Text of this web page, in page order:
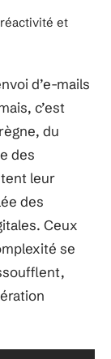
et
d’e-mails
c’est
du
des
leur
des
Ceux
se